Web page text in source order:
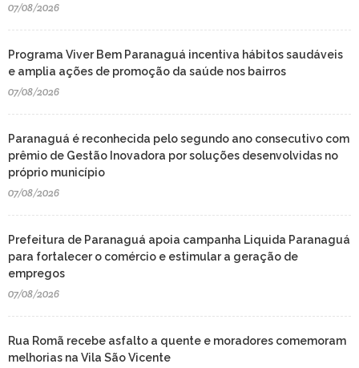
07/08/2026
Programa Viver Bem Paranaguá incentiva hábitos saudáveis
e amplia ações de promoção da saúde nos bairros
07/08/2026
Paranaguá é reconhecida pelo segundo ano consecutivo com
prêmio de Gestão Inovadora por soluções desenvolvidas no
próprio município
07/08/2026
Prefeitura de Paranaguá apoia campanha Liquida Paranaguá
para fortalecer o comércio e estimular a geração de
empregos
07/08/2026
Rua Romã recebe asfalto a quente e moradores comemoram
melhorias na Vila São Vicente